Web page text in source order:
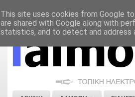
ΝΟΜΙΚΗ ΣΗΜΕΙΩΣΗ ΔΙΑΦΗΜΙΣΗ
This site uses cookies from Google
are shared with Google along with
statistics, and to detect and address